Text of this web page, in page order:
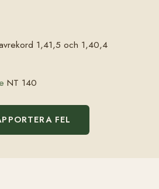
1,41,5 och 1,40,4
NT 140
FEL